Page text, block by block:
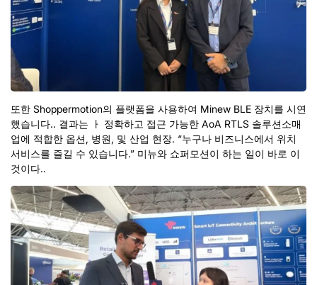
또한 Shoppermotion의 플랫폼을 사용하여 Minew BLE 장치를 시연
했습니다.. 결과는
ㅏ 정확하고 접근 가능한 AoA RTLS 솔루션소매
업에 적합한 옵션, 병원, 및 산업 현장. “누구나 비즈니스에서 위치
서비스를 즐길 수 있습니다.” 미뉴와 쇼퍼모션이 하는 일이 바로 이
것이다..